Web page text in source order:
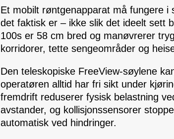
Et mobilt røntgenapparat må fungere i
det faktisk er – ikke slik det ideelt sett
100s er 58 cm bred og manøvrerer
korridorer, tette sengeområder og
Den teleskopiske FreeView‑søylene
operatøren alltid har fri sikt under
fremdrift reduserer fysisk belastning
avstander, og kollisjonssensorer
automatisk ved hindringer.